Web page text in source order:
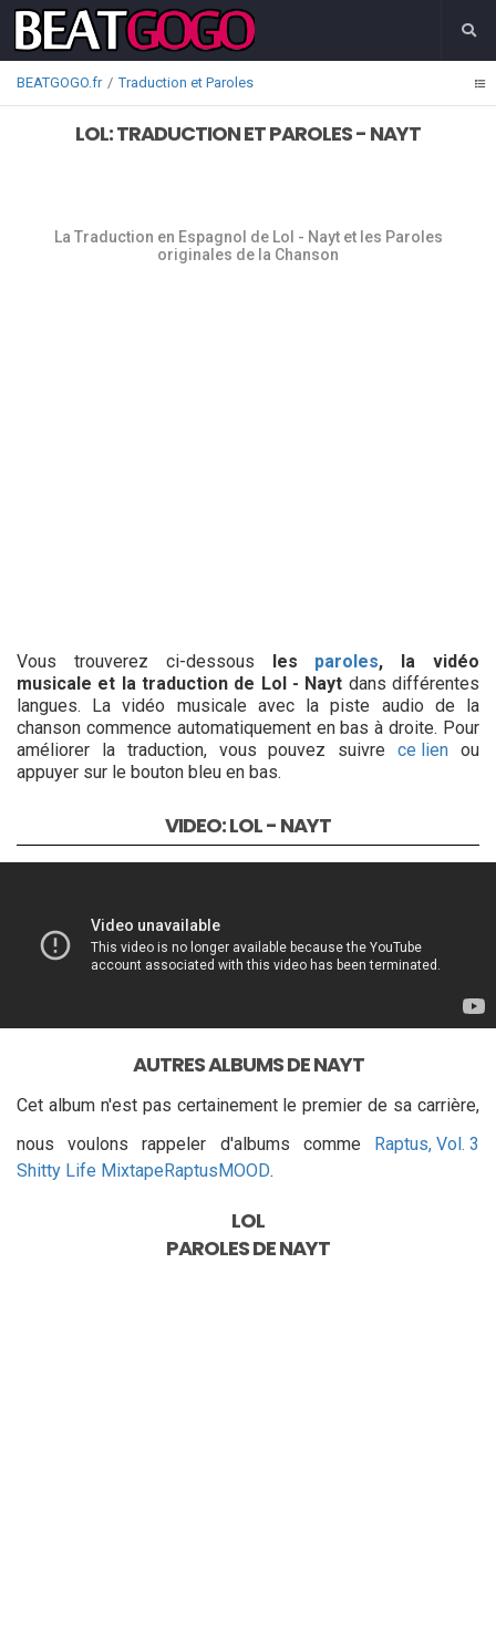
BEATGOGO.fr Traduction et Paroles
LOL: TRADUCTION ET PAROLES - NAYT
La Traduction en Espagnol de Lol - Nayt et les Paroles
originales de la Chanson
Vous trouverez ci-dessous les paroles, la vidéo
musicale et la traduction de Lol - Nayt dans différentes
langues. La vidéo musicale avec la piste audio de la
chanson commence automatiquement en bas à droite. Pour
améliorer la traduction, vous pouvez suivrece lien ou
appuyer sur le bouton bleu en bas.
VIDEO: LOL - NAYT
AUTRES ALBUMS DE NAYT
Cet album n'est pas certainement le premier de sa carrière,
nous voulons rappeler d'albums comme Raptus, Vol. 3
Shitty Life MixtapeRaptusMOOD.
LOL
PAROLES DENAYT